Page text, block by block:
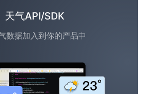
天气API/SDK
数据加入到你的产品中